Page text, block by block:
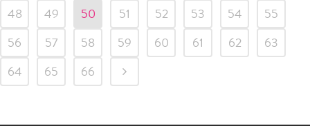
48
49 50 51 52 53 54
55
56
57 58 59 60 61 62
63
64
65 66